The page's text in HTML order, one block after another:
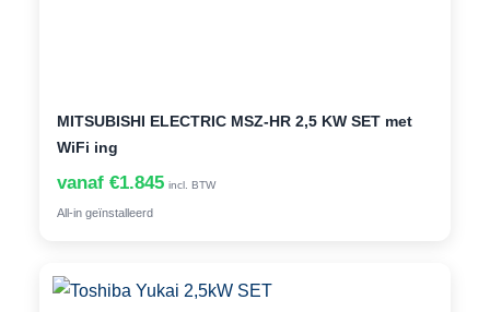
MITSUBISHI ELECTRIC MSZ-HR 2,5 KW SET met
WiFi ing
vanaf €1.845 incl. BTW
All-in geïnstalleerd